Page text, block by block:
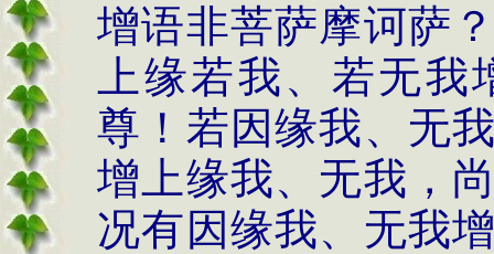
增语非菩萨摩诃萨
上缘若我、若无
尊！若因缘我、无
增上缘我、无我，
况有因缘我、无我